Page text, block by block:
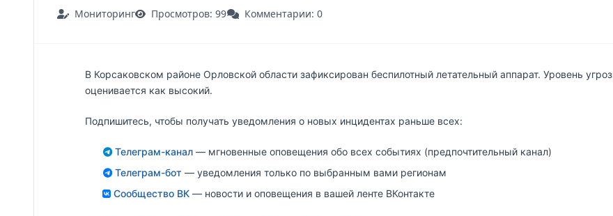
Мониторинг Просмотров: 99 Комментарии: 0
В Корсаковском районе Орловской области зафиксирован беспилотный летательный аппарат. Уровень
оценивается как высокий.
Подпишитесь, чтобы получать уведомления о новых инцидентах раньше всех:
Телеграм-канал— мгновенные оповещения обо всех событиях (предпочтительный канал)
Телеграм-бот — уведомления только по выбранным вами регионам
Сообщество ВК — новости и оповещения в вашей ленте ВКонтакте